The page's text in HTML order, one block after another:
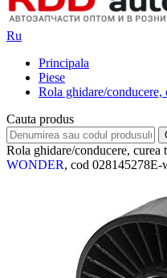
Ru
Principala
Piese
Rola ghidare/conducere,
Cauta produs
Rola ghidare/conducere, curea
WONDER, cod 028145278E-